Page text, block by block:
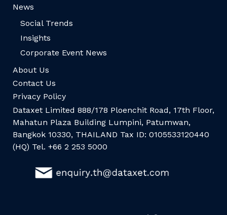
News
Social Trends
Insights
Corporate Event News
About Us
Contact Us
Privacy Policy
Dataxet Limited 888/178 Ploenchit Road, 17th Floor,
Mahatun Plaza Building Lumpini, Patumwan,
Bangkok 10330, THAILAND Tax ID: 0105533120440
(HQ) Tel. +66 2 253 5000